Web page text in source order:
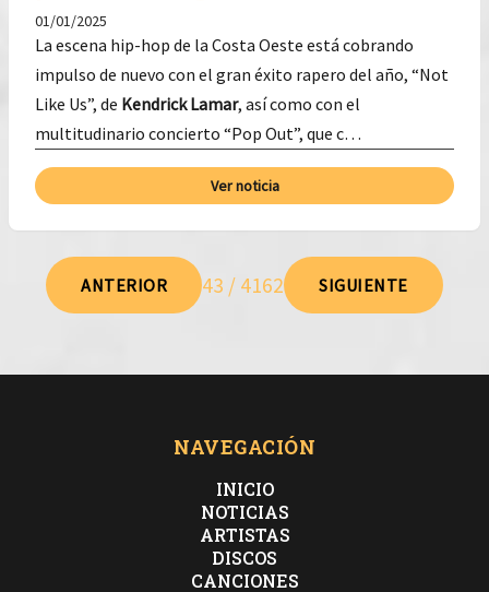
01/01/2025
La escena hip-hop de la Costa Oeste está cobrando
impulso de nuevo con el gran éxito rapero del año, “Not
Like Us”, de Kendrick Lamar, así como con el
multitudinario concierto “Pop Out”, que c…
Ver noticia
ANTERIOR 43 / 4162 SIGUIENTE
NAVEGACIÓN
INICIO
NOTICIAS
ARTISTAS
DISCOS
CANCIONES